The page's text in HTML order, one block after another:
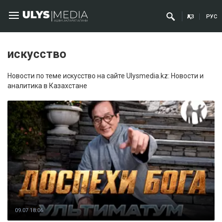
ҚАЗ РУС
искусство
Новости по теме искусство на сайте Ulysmedia.kz: Новости и
аналитика в Казахстане
09.07 18:06